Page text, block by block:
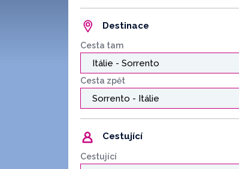
Destinace
Cesta tam
Cesta zpět
Cestující
Cestující